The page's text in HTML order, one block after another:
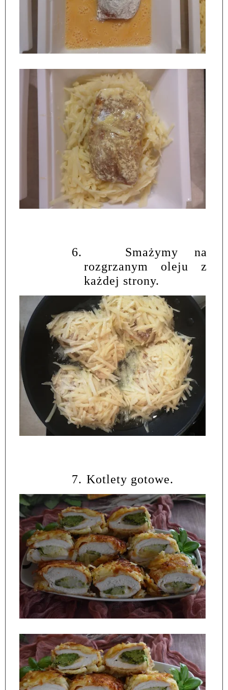
6.
Smażymy na
rozgrzanym oleju z
każdej strony.
7. Kotlety gotowe.